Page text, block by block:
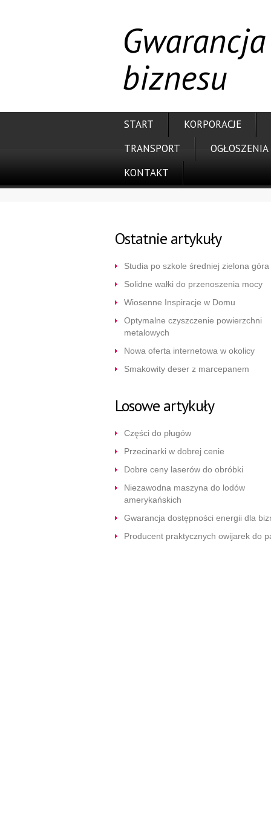
biznesu
START
KORPORACJE
TRANSPORT
OGŁOSZENIA
KONTAKT
Ostatnie artykuły
Studia po szkole średniej zielona góra
Solidne wałki do przenoszenia mocy
Wiosenne Inspiracje w Domu
Optymalne czyszczenie powierzchni
metalowych
Nowa oferta internetowa w okolicy
Smakowity deser z marcepanem
Losowe artykuły
Części do pługów
Przecinarki w dobrej cenie
Dobre ceny laserów do obróbki
Niezawodna maszyna do lodów
amerykańskich
Gwarancja dostępności energii dla
Producent praktycznych owijarek do